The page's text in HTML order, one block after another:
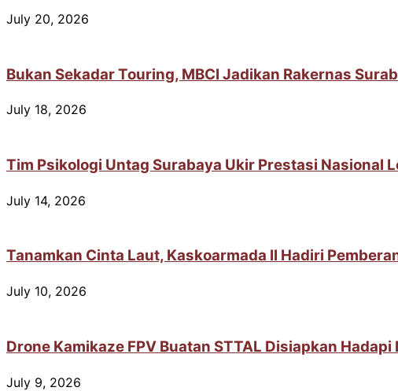
July 20, 2026
Bukan Sekadar Touring, MBCI Jadikan Rakernas
July 18, 2026
Tim Psikologi Untag Surabaya Ukir Prestasi Nasional
July 14, 2026
Tanamkan Cinta Laut, Kaskoarmada II Hadiri
July 10, 2026
Drone Kamikaze FPV Buatan STTAL Disiapkan
July 9, 2026